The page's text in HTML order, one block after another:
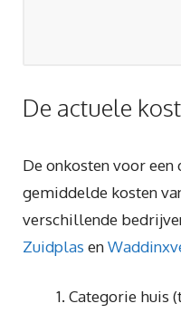
De actuele
De onkosten voor
gemiddelde kosten
verschillende
Zuidplas en
Categorie huis